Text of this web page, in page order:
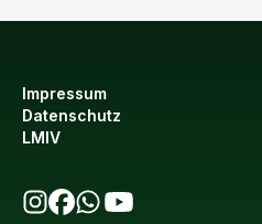
Impressum
Datenschutz
LMIV